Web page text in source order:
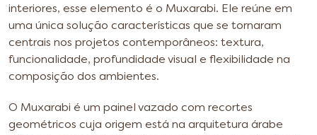
interiores, esse elemento é o Muxarabi. Ele reúne em
uma única solução características que se tornaram
centrais nos projetos contemporâneos: textura,
funcionalidade, profundidade visual e flexibilidade na
composição dos ambientes.
O Muxarabi é um painel vazado com recortes
geométricos cuja origem está na arquitetura árabe